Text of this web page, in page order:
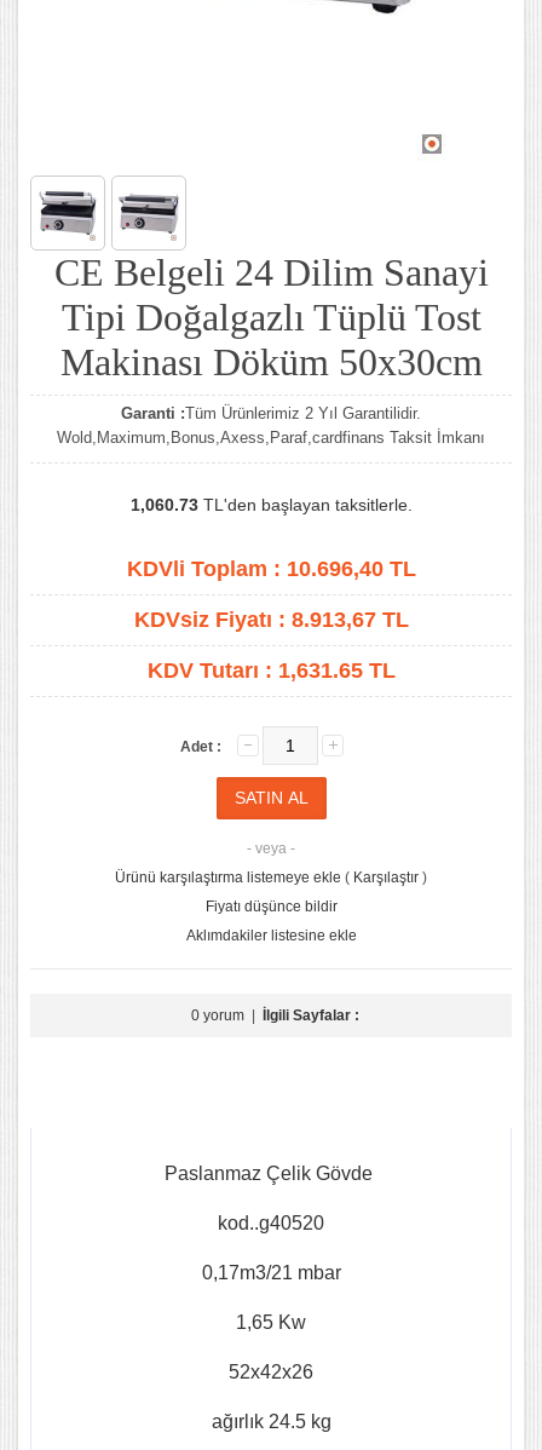
CE Belgeli 24 Dilim Sanayi
Tipi Doğalgazlı Tüplü Tost
Makinası Döküm 50x30cm
Garanti :Tüm Ürünlerimiz 2 Yıl Garantilidir.
Wold,Maximum,Bonus,Axess,Paraf,cardfinans Taksit İmkanı
1,060.73TL'den başlayan taksitlerle.
KDVli Toplam : 10.696,40TL
KDVsiz Fiyatı : 8.913,67TL
KDV Tutarı : 1,631.65 TL
Adet :
- veya -
Ürünü karşılaştırma listemeye ekle ( Karşılaştır )
Fiyatı düşünce bildir
Aklımdakiler listesine ekle
0 yorum| İlgili Sayfalar :
Paslanmaz Çelik Gövde
kod..g40520
0,17m3/21 mbar
1,65 Kw
52x42x26
ağırlık 24.5 kg